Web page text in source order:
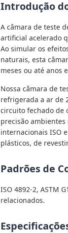
Introdução
A câmara de teste
artificial acelerado
Ao simular os
naturais, esta
meses ou até anos
Nossa câmara de
refrigerada a ar de
circuito fechado de
precisão
internacionais ISO
plásticos, de
Padrões de
ISO 4892-2, ASTM
relacionados.